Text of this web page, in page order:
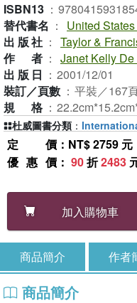
ISBN13 ：
替代書名 ：
United
出版社 ： Taylor &
作者 ： Janet Kelly
出版日 ： 2001/12/01
裝訂／頁數 ： 平裝／167
規格 ：
定價 ：NT$ 2759 元
優惠價 ： 90折2483
加入購物車
杜威圖書分類 ：
商品簡介 作者
商品簡介